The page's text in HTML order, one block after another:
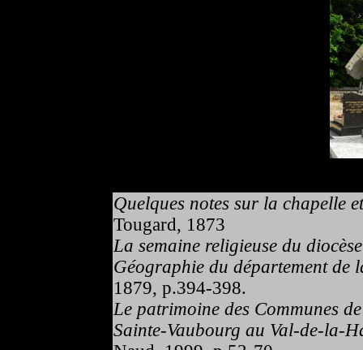
Quelques notes sur la chapelle
Tougard, 1873
La semaine religieuse du
Géographie du département de
1879, p.394-398.
Le patrimoine des Communes
Sainte-Vaubourg au Val-de-la-